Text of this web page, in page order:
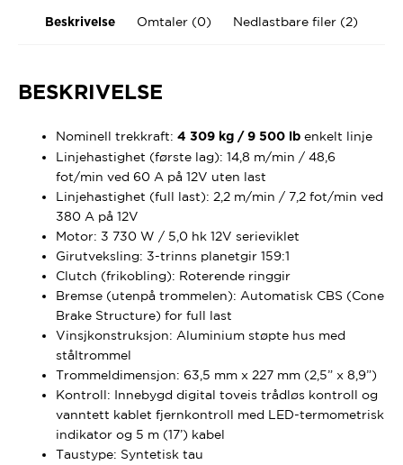
Beskrivelse Omtaler (0) Nedlastbare filer (2)
BESKRIVELSE
Nominell trekkraft: 4 309 kg / 9 500 lbenkelt linje
Linjehastighet (første lag): 14,8 m/min / 48,6
fot/min ved 60 A på 12V uten last
Linjehastighet (full last): 2,2 m/min / 7,2 fot/min ved
380 A på 12V
Motor: 3 730 W / 5,0 hk 12V serieviklet
Girutveksling: 3-trinns planetgir 159:1
Clutch (frikobling): Roterende ringgir
Bremse (utenpå trommelen): Automatisk CBS (Cone
Brake Structure) for full last
Vinsjkonstruksjon: Aluminium støpte hus med
ståltrommel
Trommeldimensjon: 63,5 mm x 227 mm (2,5” x 8,9”)
Kontroll: Innebygd digital toveis trådløs kontroll og
vanntett kablet fjernkontroll med LED-termometrisk
indikator og 5 m (17’) kabel
Taustype: Syntetisk tau